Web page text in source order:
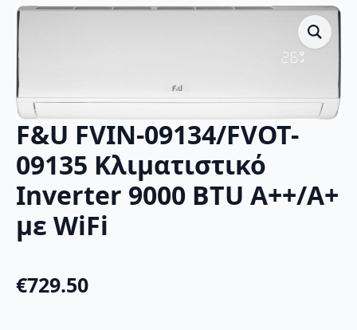
F&U FVIN-09134/FVOT-
09135 Κλιματιστικό
Inverter 9000 BTU A++/A+
με WiFi
€729.50